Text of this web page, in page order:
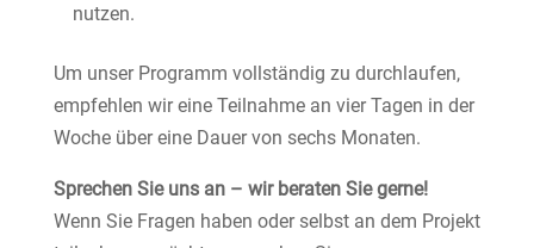
nutzen.
Um unser Programm vollständig zu durchlaufen,
empfehlen wir eine Teilnahme an vier Tagen in der
Woche über eine Dauer von sechs Monaten.
Sprechen Sie uns an – wir beraten Sie gerne!
Wenn Sie Fragen haben oder selbst an dem Projekt